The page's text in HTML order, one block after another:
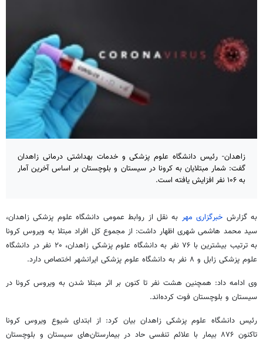
زاهدان- رئیس دانشگاه علوم پزشکی و خدمات بهداشتی درمانی زاهدان
گفت: شمار مبتلایان به کرونا در سیستان و بلوچستان بر اساس آخرین آمار
به ۱۰۶ نفر افزایش یافته است.
به گزارش خبرگزاری مهر به نقل از روابط عمومی دانشگاه علوم پزشکی زاهدان،
سید محمد هاشمی شهری اظهار داشت: از مجموع کل افراد مبتلا به ویروس کرونا
به ترتیب بیشترین با ۷۶ نفر به دانشگاه علوم پزشکی زاهدان، ۲۰ نفر در دانشگاه
علوم پزشکی زابل و ۸ نفر به دانشگاه علوم پزشکی ایرانشهر اختصاص دارد.
وی ادامه داد: همچنین هشت نفر تا کنون بر اثر مبتلا شدن به ویروس کرونا در
سیستان و بلوچستان فوت کرده‌اند.
رئیس دانشگاه علوم پزشکی زاهدان بیان کرد: از ابتدای شیوع ویروس کرونا
تاکنون ۸۷۶ بیمار با علائم تنفسی حاد در بیمارستان‌های سیستان و بلوچستان